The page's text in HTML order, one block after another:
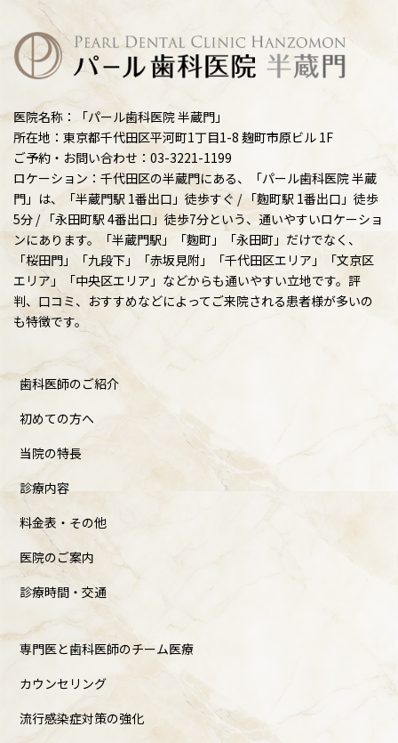
医院名称：「パール歯科医院 半蔵門」
所在地：東京都千代田区平河町1丁目1-8 麹町市原ビル 1F
ご予約・お問い合わせ：03-3221-1199
ロケーション：千代田区の半蔵門にある、「パール歯科医院 半蔵
門」は、「半蔵門駅 1番出口」徒歩すぐ / 「麴町駅 1番出口」徒歩
5分 / 「永田町駅 4番出口」徒歩7分という、通いやすいロケーショ
ンにあります。「半蔵門駅」「麴町」「永田町」だけでなく、
「桜田門」「九段下」「赤坂見附」「千代田区エリア」「文京区
エリア」「中央区エリア」などからも通いやすい立地です。評
判、口コミ、おすすめなどによってご来院される患者様が多いの
も特徴です。
歯科医師のご紹介
初めての方へ
当院の特長
診療内容
料金表・その他
医院のご案内
診療時間・交通
専門医と歯科医師のチーム医療
カウンセリング
流行感染症対策の強化